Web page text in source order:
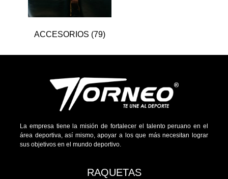
ACCESORIOS (79)
La empresa tiene la misión de fortalecer el talento peruano en el
área deportiva, así mismo, apoyar a los que más necesitan lograr
sus objetivos en el mundo deportivo.
RAQUETAS